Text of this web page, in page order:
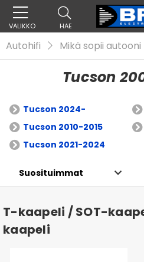
VALIKKO HAE
Autohifi Mikä sopii autooni
Tucson
Tucson 2024-
Tucson 2010-2015
Tucson 2021-2024
T-kaapeli / SOT-
kaapeli